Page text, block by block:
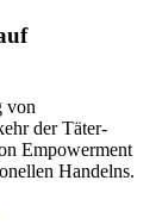
von
der Täter-
Empowerment
Handelns.